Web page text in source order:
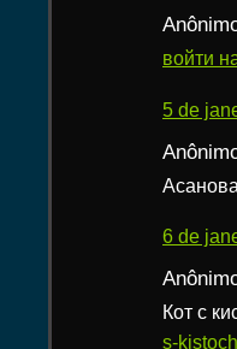
войти
5 de
6 de
Кот с
s-